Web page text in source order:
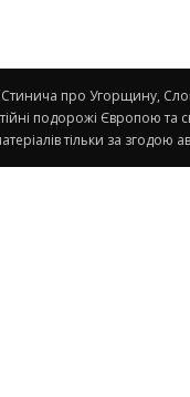
Стинича про Угорщину,
подорожі Європою та
тільки за згодою